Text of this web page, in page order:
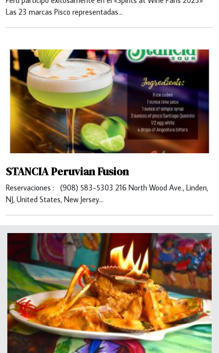
Las 23 marcas Pisco representadas…
STANCIA Peruvian Fusion
Reservaciones : (908) 583-5303 216 North Wood Ave., Linden,
NJ, United States, New Jersey…